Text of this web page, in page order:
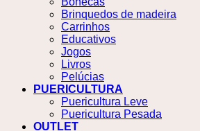
Brinquedos de madeira
Carrinhos
Educativos
Jogos
Livros
Pelúcias
PUERICULTURA
Puericultura Leve
Puericultura Pesada
OUTLET